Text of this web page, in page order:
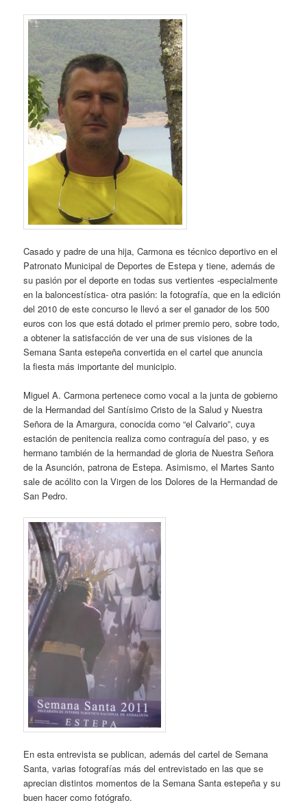
Casado y padre de una hija, Carmona es técnico deportivo en el
Patronato Municipal de Deportes de Estepa y tiene, además de
su pasión por el deporte en todas sus vertientes -especialmente
en la baloncestística- otra pasión: la fotografía, que en la edición
del 2010 de este concurso le llevó a ser el ganador de los 500
euros con los que está dotado el primer premio pero, sobre todo,
a obtener la satisfacción de ver una de sus visiones de la
Semana Santa estepeña convertida en el cartel que anuncia
la fiesta más importante del municipio.
Miguel A. Carmona pertenece como vocal a la junta de gobierno
de la Hermandad del Santísimo Cristo de la Salud y Nuestra
Señora de la Amargura, conocida como “el Calvario”, cuya
estación de penitencia realiza como contraguía del paso, y es
hermano también de la hermandad de gloria de Nuestra Señora
de la Asunción, patrona de Estepa. Asimismo, el Martes Santo
sale de acólito con la Virgen de los Dolores de la Hermandad de
San Pedro.
En esta entrevista se publican, además del cartel de Semana
Santa, varias fotografías más del entrevistado en las que se
aprecian distintos momentos de la Semana Santa estepeña y su
buen hacer como fotógrafo.